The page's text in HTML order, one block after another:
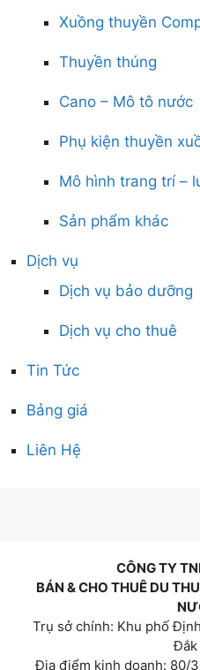
Xuồng thuyền
Thuyền thúng
Cano – Mô tô nước
Phụ kiện thuyền
Mô hình trang trí –
Sản phẩm khác
Dịch vụ
Dịch vụ bảo dưỡng
Dịch vụ cho thuê
Tin Tức
Bảng giá
Liên Hệ
CÔNG TY
BÁN & CHO THUÊ DU
Trụ sở chính: Khu phố
Đắk
Địa điểm kinh doanh: 80/